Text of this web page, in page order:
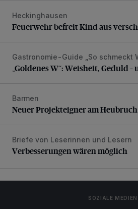
Feuerwehr befreit Kind aus
Heckinghausen
Feuerwehr befreit Kind aus
„Goldenes W“: Weisheit, Geduld –
Gastronomie-Guide „So schmeckt
„Goldenes W“: Weisheit, Geduld –
Neuer Projekteigner am Heubruch
Barmen
Neuer Projekteigner am Heubruch
Verbesserungen wären möglich
Briefe von Leserinnen und Lesern
Verbesserungen wären möglich
SOZIALE MEDIEN